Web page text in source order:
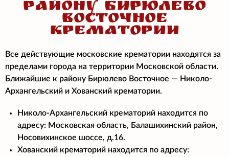
РАЙОНУ БИРЮЛЕВО
ВОСТОЧНОЕ
КРЕМАТОРИИ
Все действующие московские крематории находятся за
пределами города на территории Московской области.
Ближайшие к району Бирюлево Восточное — Николо-
Архангельский и Хованский крематории.
Николо-Архангельский крематорий находится по
адресу: Московская область, Балашихинский район,
Носовихинское шоссе, д.16.
Хованский крематорий находится по адресу: